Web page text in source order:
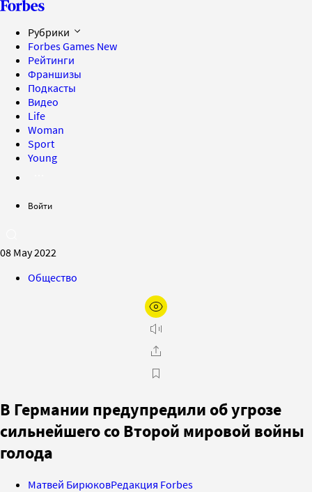
Рубрики
Forbes Games New
Рейтинги
Франшизы
Подкасты
Видео
Life
Woman
Sport
Young
Войти
08 May 2022
Общество
В Германии предупредили об угрозе
сильнейшего со Второй мировой войны
голода
Матвей БирюковРедакция Forbes